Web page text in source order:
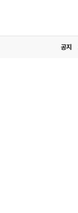
공지